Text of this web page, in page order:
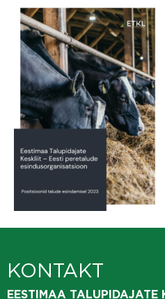
KONTAKT
EESTIMAA TALUPIDAJATE